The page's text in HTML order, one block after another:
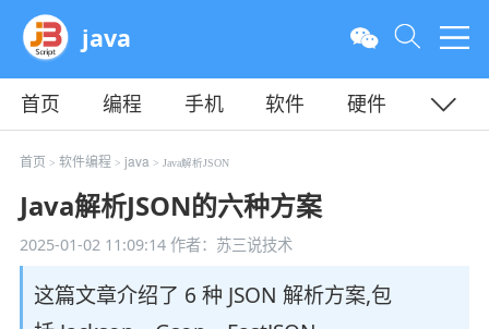
java
首页 编程 手机 软件
硬件
教程
平面 服务器
首页 > 软件编程 > java> Java解析JSON
Java解析JSON的六种方案
2025-01-02 11:09:14作者：苏三说技术
这篇文章介绍了 6 种 JSON 解析方案,包